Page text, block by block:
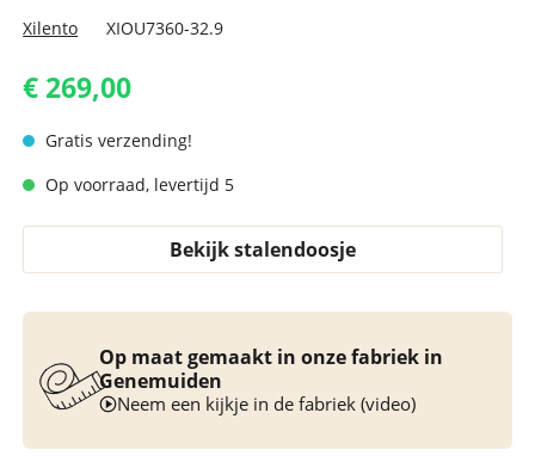
Xilento XIOU7360-32.9
€ 269,00
Gratis verzending!
Op voorraad, levertijd 5
Bekijk stalendoosje
Op maat gemaakt in onze fabriek in
Genemuiden
Neem een kijkje in de fabriek (video)